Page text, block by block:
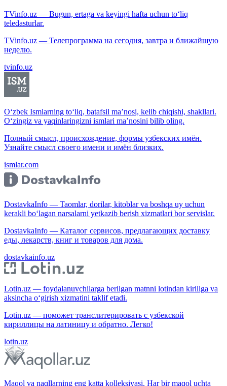
TVinfo.uz — Bugun, ertaga va keyingi hafta uchun to‘liq
teledasturlar.
TVinfo.uz — Телепрограмма на сегодня, завтра и ближайшую
неделю.
tvinfo.uz
O‘zbek Ismlarning to‘liq, batafsil ma’nosi, kelib chiqishi, shakllari.
O‘zingiz va yaqinlaringizni ismlari ma’nosini bilib oling.
Полный смысл, происхождение, формы узбекских имён.
Узнайте смысл своего имени и имён близких.
ismlar.com
DostavkaInfo — Taomlar, dorilar, kitoblar va boshqa uy uchun
kerakli bo‘lagan narsalarni yetkazib berish xizmatlari bor servislar.
DostavkaInfo — Каталог сервисов, предлагающих доставку
еды, лекарств, книг и товаров для дома.
dostavkainfo.uz
Lotin.uz — foydalanuvchilarga berilgan matnni lotindan kirillga va
aksincha o‘girish xizmatini taklif etadi.
Lotin.uz — поможет транслитерировать с узбекской
кириллицы на латиницу и обратно. Легко!
lotin.uz
Maqol va naqllarning eng katta kolleksiyasi. Har bir maqol uchta